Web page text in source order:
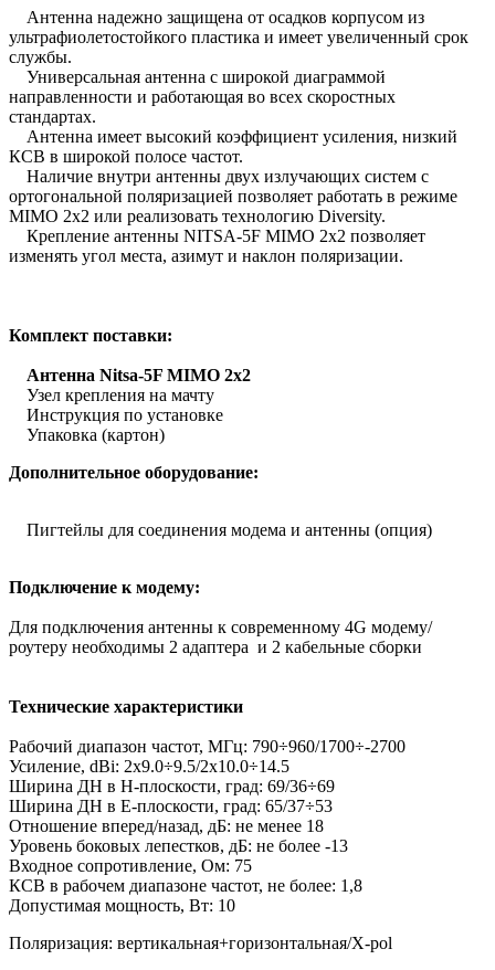
Антенна надежно защищена от осадков корпусом из
ультрафиолетостойкого пластика и имеет увеличенный срок
службы.
Универсальная антенна с широкой диаграммой
направленности и работающая во всех скоростных
стандартах.
Антенна имеет высокий коэффициент усиления, низкий
КСВ в широкой полосе частот.
Наличие внутри антенны двух излучающих систем с
ортогональной поляризацией позволяет работать в режиме
MIMO 2x2 или реализовать технологию Diversity.
Крепление антенны NITSA-5F MIMO 2x2 позволяет
изменять угол места, азимут и наклон поляризации.
Комплект поставки:
Антенна Nitsa-5F MIMO 2x2
Узел крепления на мачту
Инструкция по установке
Упаковка (картон)
Дополнительное оборудование:
Пигтейлы для соединения модема и антенны (опция)
Подключение к модему:
Для подключения антенны к современному 4G модему/
роутеру необходимы 2 адаптера и 2 кабельные сборки
Технические характеристики
Рабочий диапазон частот, МГц: 790÷960/1700÷-2700
Усиление, dBi: 2х9.0÷9.5/2х10.0÷14.5
Ширина ДН в Н-плоскости, град: 69/36÷69
Ширина ДН в E-плоскости, град: 65/37÷53
Отношение вперед/назад, дБ: не менее 18
Уровень боковых лепестков, дБ: не более -13
Входное сопротивление, Ом: 75
КСВ в рабочем диапазоне частот, не более: 1,8
Допустимая мощность, Вт: 10
Поляризация: вертикальная+горизонтальная/X-pol